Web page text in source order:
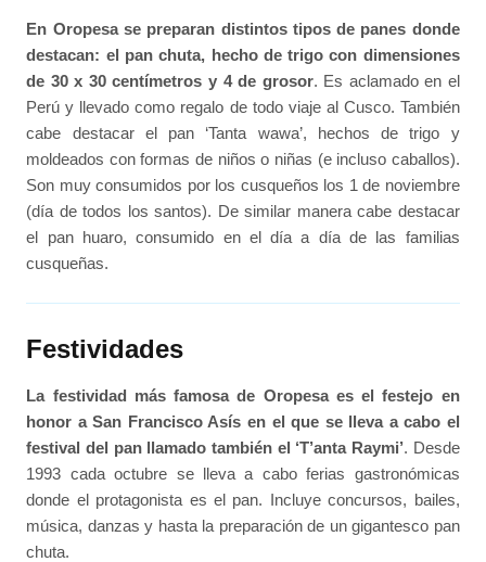
En Oropesa se preparan distintos tipos de panes donde
destacan: el pan chuta, hecho de trigo con dimensiones
de 30 x 30 centímetros y 4 de grosor. Es aclamado en el
Perú y llevado como regalo de todo viaje al Cusco. También
cabe destacar el pan ‘Tanta wawa’, hechos de trigo y
moldeados con formas de niños o niñas (e incluso caballos).
Son muy consumidos por los cusqueños los 1 de noviembre
(día de todos los santos). De similar manera cabe destacar
el pan huaro, consumido en el día a día de las familias
cusqueñas.
Festividades
La festividad más famosa de Oropesa es el festejo en
honor a San Francisco Asís en el que se lleva a cabo el
festival del pan llamado también el ‘T’anta Raymi’. Desde
1993 cada octubre se lleva a cabo ferias gastronómicas
donde el protagonista es el pan. Incluye concursos, bailes,
música, danzas y hasta la preparación de un gigantesco pan
chuta.